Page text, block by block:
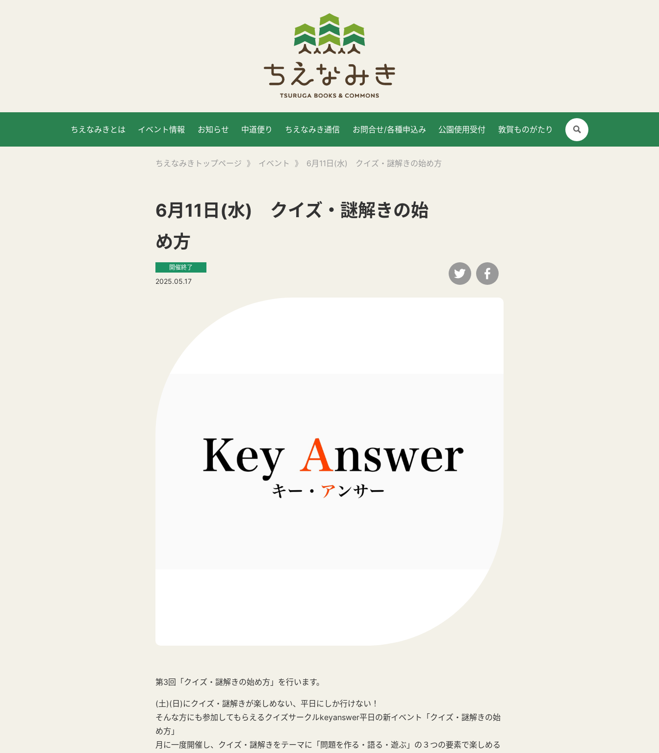
ちえなみきとは イベント情報 お知らせ 中道便り ちえなみき通信 お問合せ/各種申込み 公園使用受付 敦賀ものがたり
ちえなみきトップページ 》 イベント 》 6月11日(水) クイズ・謎解きの始め方
6月11日(水) クイズ・謎解きの始
め方
開催終了
2025.05.17
第3回「クイズ・謎解きの始め方」を行います。
(土)(日)にクイズ・謎解きが楽しめない、平日にしか行けない！
そんな方にも参加してもらえるクイズサークルkeyanswer平日の新イベント「クイズ・謎解きの始
め方」
月に一度開催し、クイズ・謎解きをテーマに「問題を作る・語る・遊ぶ」の３つの要素で楽しめる